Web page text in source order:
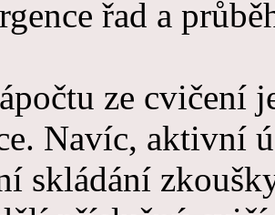
řad a
ze cvičení
Navíc, aktivní
skládání